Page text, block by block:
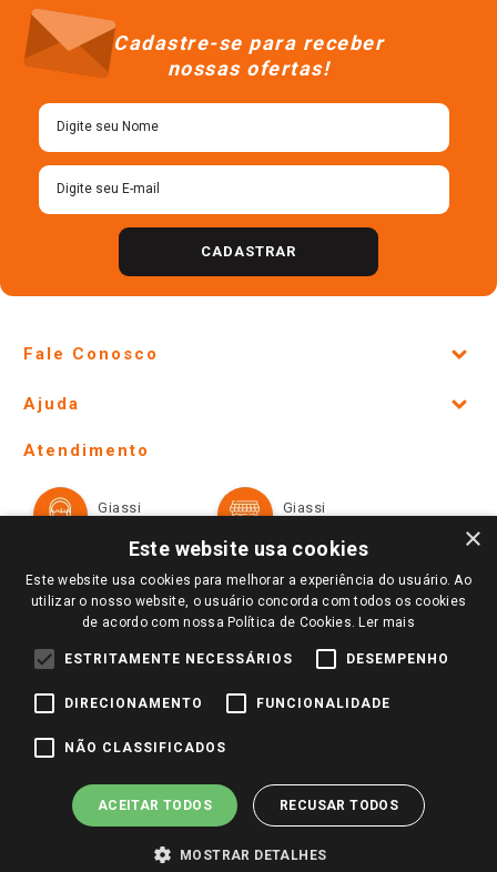
Cadastre-se para receber
nossas ofertas!
CADASTRAR
Fale Conosco
Lojas Físicas e Horários
Ofertas
Televendas
Notícias
Perguntas frequentes
Identidade Visual
Ajuda
Formas de Pagamento
Trocas e Devoluções
Atendimento
Giassi
Giassi
Redes Sociais
Pagamento e Segurança
×
Este website usa cookies
Este website usa cookies para melhorar a experiência do usuário. Ao
utilizar o nosso website, o usuário concorda com todos os cookies
de acordo com nossa Política de Cookies. Ler mais
ESTRITAMENTE NECESSÁRIOS DESEMPENHO
DIRECIONAMENTO FUNCIONALIDADE
NÃO CLASSIFICADOS
ACEITAR TODOS RECUSAR TODOS
MOSTRAR DETALHES